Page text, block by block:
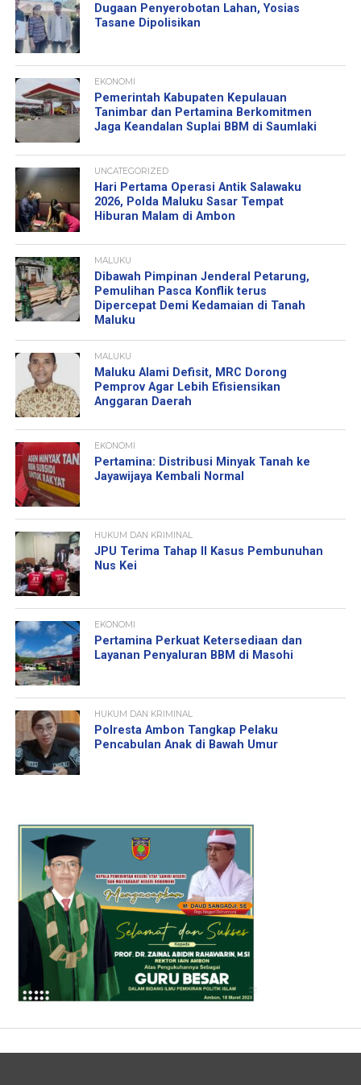
Dugaan Penyerobotan Lahan, Yosias
Tasane Dipolisikan
EKONOMI
Pemerintah Kabupaten Kepulauan
Tanimbar dan Pertamina Berkomitmen
Jaga Keandalan Suplai BBM di Saumlaki
UNCATEGORIZED
Hari Pertama Operasi Antik Salawaku
2026, Polda Maluku Sasar Tempat
Hiburan Malam di Ambon
MALUKU
Dibawah Pimpinan Jenderal Petarung,
Pemulihan Pasca Konflik terus
Dipercepat Demi Kedamaian di Tanah
Maluku
MALUKU
Maluku Alami Defisit, MRC Dorong
Pemprov Agar Lebih Efisiensikan
Anggaran Daerah
EKONOMI
Pertamina: Distribusi Minyak Tanah ke
Jayawijaya Kembali Normal
HUKUM DAN KRIMINAL
JPU Terima Tahap II Kasus Pembunuhan
Nus Kei
EKONOMI
Pertamina Perkuat Ketersediaan dan
Layanan Penyaluran BBM di Masohi
HUKUM DAN KRIMINAL
Polresta Ambon Tangkap Pelaku
Pencabulan Anak di Bawah Umur